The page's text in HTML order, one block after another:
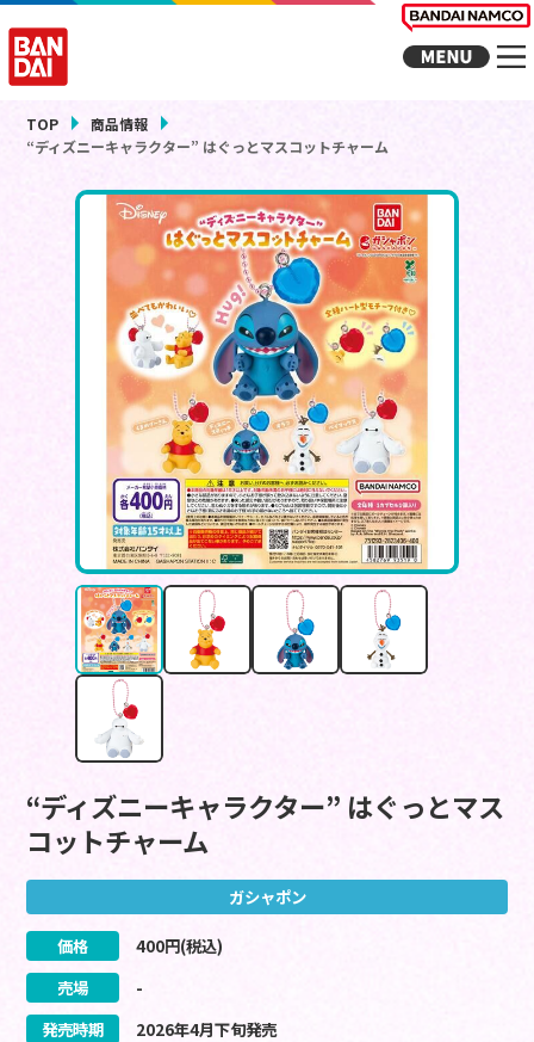
TOP
商品情報
“ディズニーキャラクター” はぐっとマスコットチャーム
“ディズニーキャラクター” はぐっとマス
コットチャーム
ガシャポン
価格 400円(税込)
売場
-
発売時期
2026年4月下旬発売